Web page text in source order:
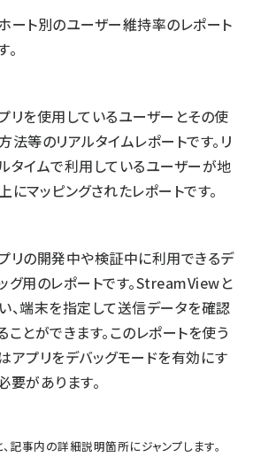
ート別のユーザー維持率のレポート
。
リを使用しているユーザーとその使
法等のリアルタイムレポートです。リ
タイムで利用しているユーザーが地
にマッピングされたレポートです。
リの開発中や検証中に利用できるデ
グ用のレポートです。StreamViewと
、端末を指定して送信データを確認
ことができます。このレポートを使う
アプリをデバッグモードを有効にす
要があります。
記事内の詳細説明箇所にジャンプします。